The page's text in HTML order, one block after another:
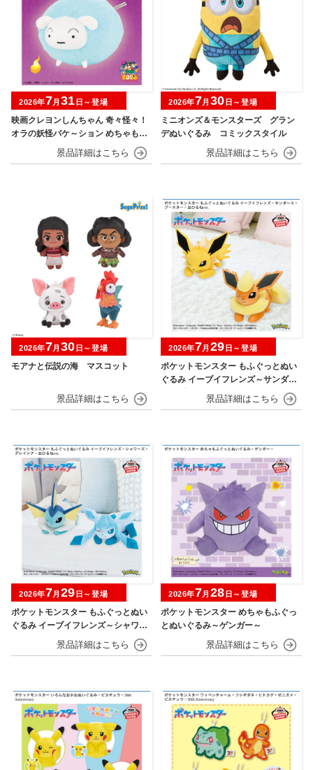
映画クレヨンしんちゃん 奇々怪々！
オラの妖怪バケ～ション めちゃもふ
ぐっとぬいぐるみ シロ
2026年7月 31 日～登場
ミニオンズ＆モンスターズ グラン
デぬいぐるみ コミックスタイル
2026年7月 30 日～登場
モアナと伝説の海 マスコット
2026年7月 30 日～登場
ポケットモンスター もふぐっとぬい
ぐるみ イーブイフレンズ～サンダー
ス・ブースター～おひるねver.
2026年7月 29 日～登場
ポケットモンスター もふぐっとぬい
ぐるみ イーブイフレンズ～シャワー
ズ・グレイシア～おひるねver.
2026年7月 29 日～登場
ポケットモンスター めちゃもふぐっ
とぬいぐるみ～ゲンガー～
2026年7月 28 日～登場